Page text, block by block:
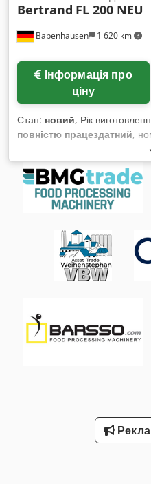
Babenhausen 1 620 km
Bertrand FL 200 NEU
ціну
Стан: новий, Рік
повністю працездатний,
200 л, охолоджувальна
напруга:400 V, ємність бака:
, загальна довжина:1 300
, Сертифіковано DGUV до:
для приготування та
Dual Care для найкращого
бродіння та збереження
Налаштування часу
стінок для вищої якості
16A Нова машина,
Вбудовані ваги